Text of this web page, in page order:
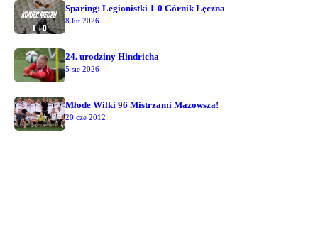
Sparing: Legionistki 1-0 Górnik Łęczna
8 lut 2026
24. urodziny Hindricha
5 sie 2026
Młode Wilki 96 Mistrzami Mazowsza!
20 cze 2012